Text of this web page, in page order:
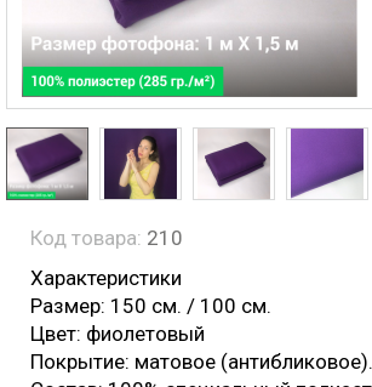
Код товара: 210
Характеристики
Размер: 150 см. / 100 см.
Цвет: фиолетовый
Покрытие: матовое (антибликовое).